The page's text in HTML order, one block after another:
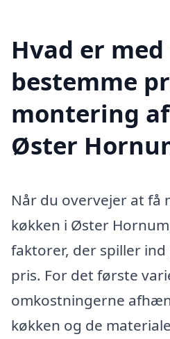
Hvad er
bestemme
montering
Øster
Når du overvejer at få
køkken i Øster
faktorer, der spiller ind
pris. For det første
omkostningerne
køkken og de